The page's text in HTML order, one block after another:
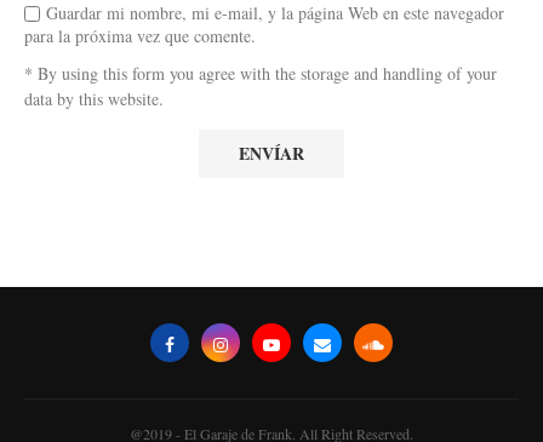
Guardar mi nombre, mi e-mail, y la página Web en este navegador
para la próxima vez que comente.
* By using this form you agree with the storage and handling of your
data by this website.
@2019 - El Garaje de Frank. All Right Reserved.